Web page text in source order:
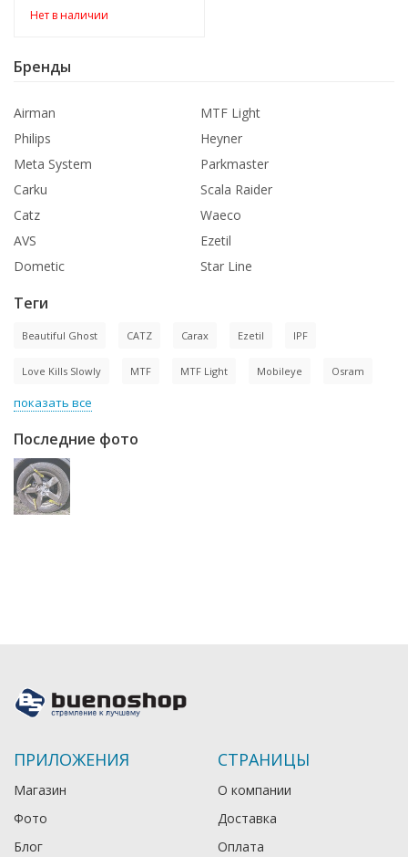
Нет в наличии
Бренды
Airman
MTF Light
Philips
Heyner
Meta System
Parkmaster
Carku
Scala Raider
Catz
Waeco
AVS
Ezetil
Dometic
Star Line
Теги
Beautiful Ghost CATZ Carax Ezetil IPF
Love Kills Slowly MTF MTF Light Mobileye Osram
показать все
Последние фото
ПРИЛОЖЕНИЯ
Магазин
Фото
Блог
СТРАНИЦЫ
О компании
Доставка
Оплата